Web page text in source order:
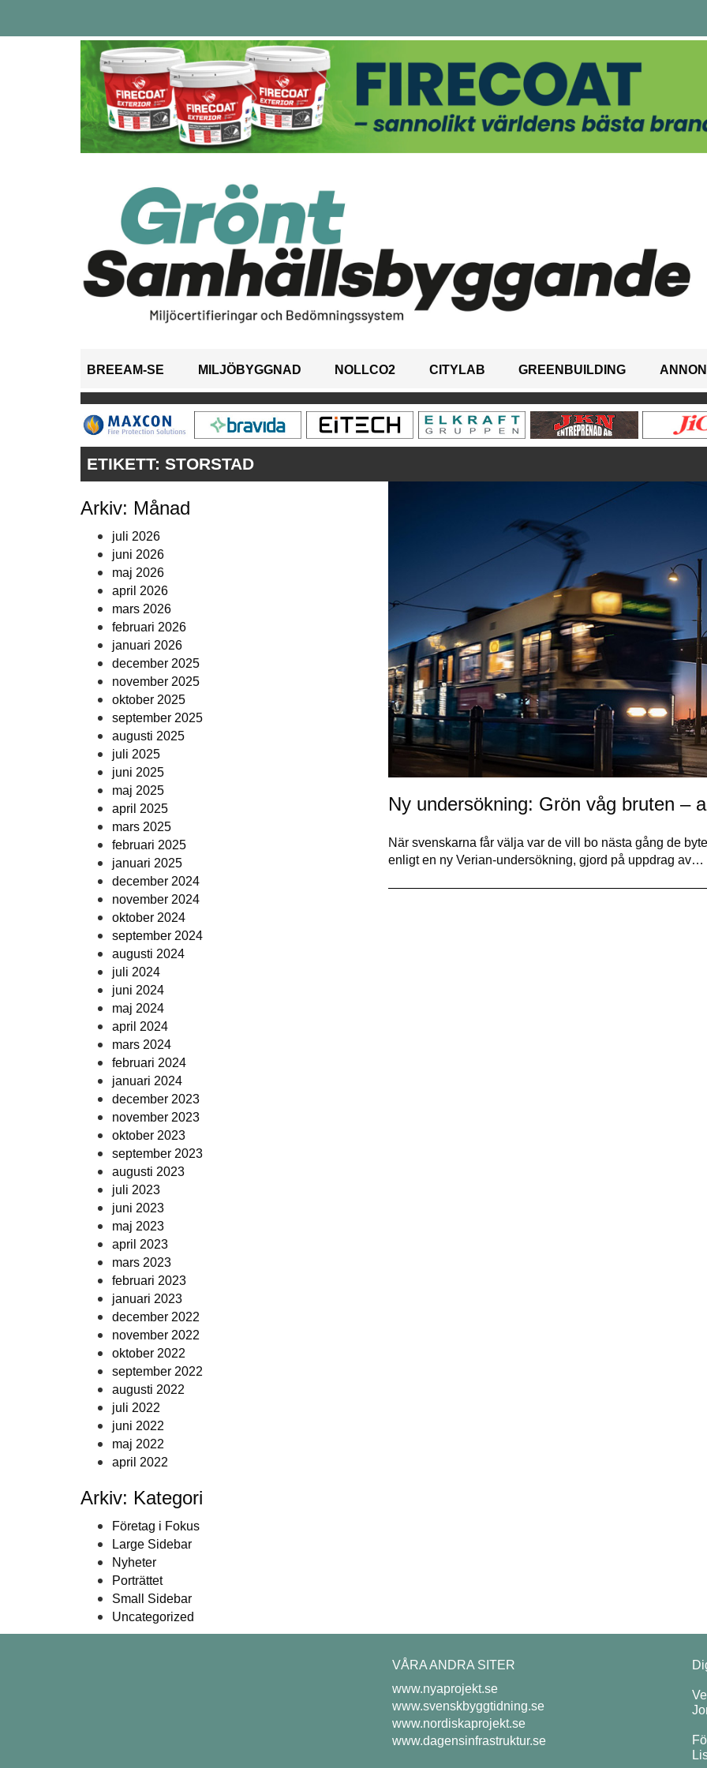
BREEAM-SE MILJÖBYGGNAD NOLLCO2 CITYLAB GREENBUILDING
ETIKETT: STORSTAD
Arkiv: Månad
juli 2026
juni 2026
maj 2026
april 2026
mars 2026
februari 2026
januari 2026
december 2025
november 2025
oktober 2025
september 2025
augusti 2025
juli 2025
juni 2025
maj 2025
april 2025
mars 2025
februari 2025
januari 2025
december 2024
november 2024
oktober 2024
september 2024
augusti 2024
juli 2024
juni 2024
maj 2024
april 2024
mars 2024
februari 2024
januari 2024
december 2023
november 2023
oktober 2023
september 2023
augusti 2023
juli 2023
juni 2023
maj 2023
april 2023
mars 2023
februari 2023
januari 2023
december 2022
november 2022
oktober 2022
september 2022
augusti 2022
juli 2022
juni 2022
maj 2022
april 2022
Arkiv: Kategori
Företag i Fokus
Large Sidebar
Nyheter
Porträttet
Small Sidebar
Uncategorized
Ny undersökning: Grön våg bruten –
När svenskarna får välja var de vill bo nästa gång de
enligt en ny Verian-undersökning, gjord på uppdrag av…
VÅRA ANDRA SITER
www.nyaprojekt.se
www.svenskbyggtidning.se
www.nordiskaprojekt.se
www.dagensinfrastruktur.se